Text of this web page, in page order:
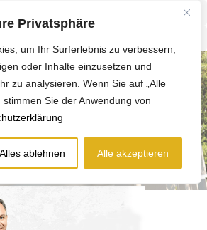
Privatsphäre
um Ihr Surferlebnis zu verbessern,
oder Inhalte einzusetzen und
zu analysieren. Wenn Sie auf „Alle
Sie der Anwendung von
Alles ablehnen Alle akzeptieren